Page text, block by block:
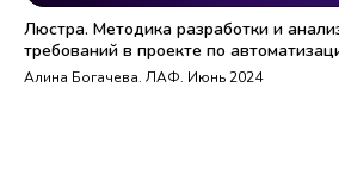
Люстра. Методика разработки и
требований в проекте по
Алина Богачева. ЛАФ. Июнь 2024